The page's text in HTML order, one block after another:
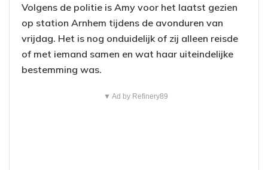
Volgens de politie is Amy voor het laatst gezien
op station Arnhem tijdens de avonduren van
vrijdag. Het is nog onduidelijk of zij alleen reisde
of met iemand samen en wat haar uiteindelijke
bestemming was.
▼ Ad by Refinery89